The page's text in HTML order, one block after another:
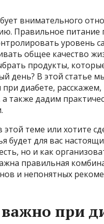
внимательного
Правильное питание
уровень
общее качество
продукты,
день? В этой статье
диабете, расскажем,
также дадим
теме или хотите
будет для вас
но и как
правильная
и непонятных
при